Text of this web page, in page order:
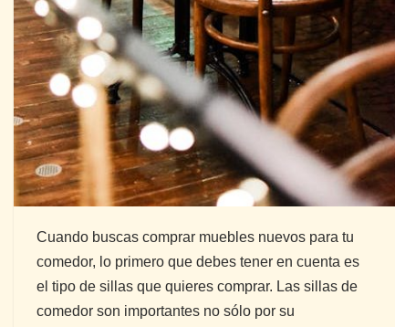
Cuando buscas comprar muebles nuevos para tu
comedor, lo primero que debes tener en cuenta es
el tipo de sillas que quieres comprar. Las sillas de
comedor son importantes no sólo por su